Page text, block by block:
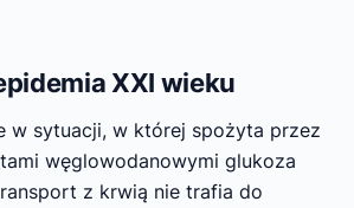
XXI wieku
w sytuacji, w której spożyta przez
węglowodanowymi glukoza
z krwią nie trafia do